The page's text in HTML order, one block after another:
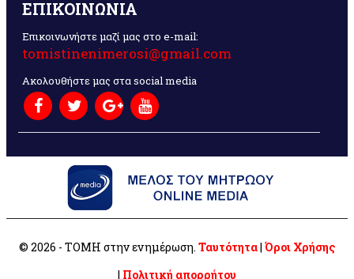
ΕΠΙΚΟΙΝΩΝΙΑ
Επικοινωνήστε μαζί μας στο e-mail:
tomistinenimerosi@gmail.com
Ακολουθήστε μας στα social media
© 2026 - ΤΟΜΗ στην ενημέρωση. Ταυτότητα| Όροι Χρήσης
| Πολιτική απορρήτου